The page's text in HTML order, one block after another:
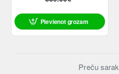
Pievienot grozam
Preču